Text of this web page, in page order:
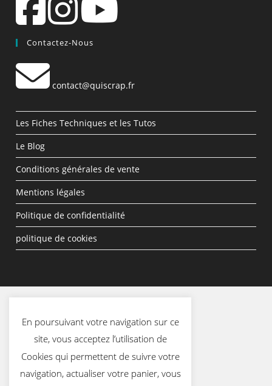
Contactez-Nous
contact@quiscrap.fr
Les Fiches Techniques et les Tutos
Le Blog
Conditions générales de vente
Mentions légales
Politique de confidentialité
politique de cookies
En poursuivant votre navigation sur ce
site, vous acceptez l’utilisation de
Cookies qui permettent de suivre votre
navigation, actualiser votre panier, vous